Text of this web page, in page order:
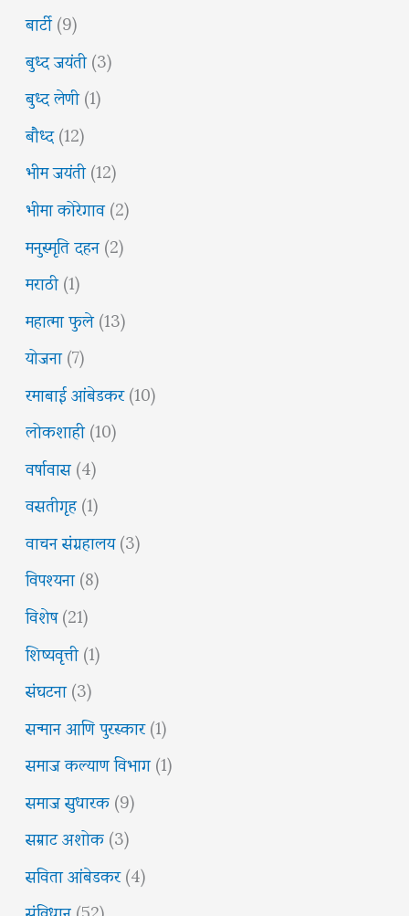
बार्टी(9)
बुध्द जयंती(3)
बुध्द लेणी(1)
बौध्द(12)
भीम जयंती(12)
भीमा कोरेगाव(2)
मनुस्मृति दहन(2)
मराठी(1)
महात्मा फुले(13)
योजना(7)
रमाबाई आंबेडकर(10)
लोकशाही(10)
वर्षावास(4)
वसतीगृह(1)
वाचन संग्रहालय(3)
विपश्यना(8)
विशेष(21)
शिष्यवृत्ती(1)
संघटना(3)
सन्मान आणि पुरस्कार(1)
समाज कल्याण विभाग(1)
समाज सुधारक(9)
सम्राट अशोक(3)
सविता आंबेडकर(4)